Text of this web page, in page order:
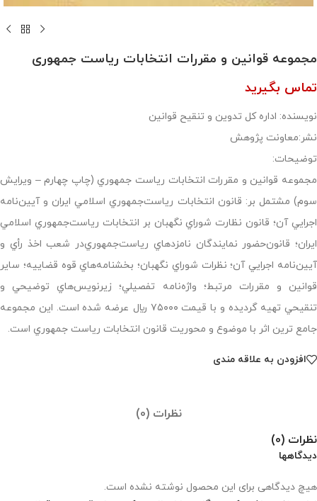
مجموعه قوانین و مقررات انتخابات ریاست جمهوری
تماس بگیرید
نویسنده: اداره کل تدوین و تنقیح قوانین
نشر:معاونت پژوهش
توضیحات:
مجموعه قوانين و مقررات انتخابات رياست جمهوري (چاپ چهارم – ويرايش
سوم) مشتمل بر: قانون انتخابات رياست‌جمهوري اسلامي ايران و آيين‌نامه
اجرايي آن؛ قانون نظارت شوراي نگهبان بر انتخابات رياست‌جمهوري اسلامي
ايران؛ قانون‌حضور نمايندگان نامزدهاي رياست‌جمهوري‌در شعب اخذ رأي و‌
آيين‌نامه اجرايي آن؛ نظرات شوراي نگهبان؛ بخشنامه‌هاي قوه قضاييه؛ ساير
قوانين و مقررات مرتبط؛ واژه‌نامه تفصيلي؛ زيرنويس‌هاي توضيحي و
تنقيحي تهيه گرديده و با قيمت ۷۵۰۰۰ ريال عرضه شده است. اين مجموعه
جامع ترين اثر با موضوع و محوريت قانون انتخابات رياست جمهوري است.
افزودن به علاقه مندی
نظرات (0)
نظرات (0)
دیدگاهها
هیچ دیدگاهی برای این محصول نوشته نشده است.